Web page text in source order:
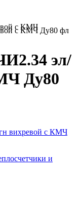
с КМЧ
с КМЧ Ду80 фл
эл/
Ду80
вихревой с КМЧ
и